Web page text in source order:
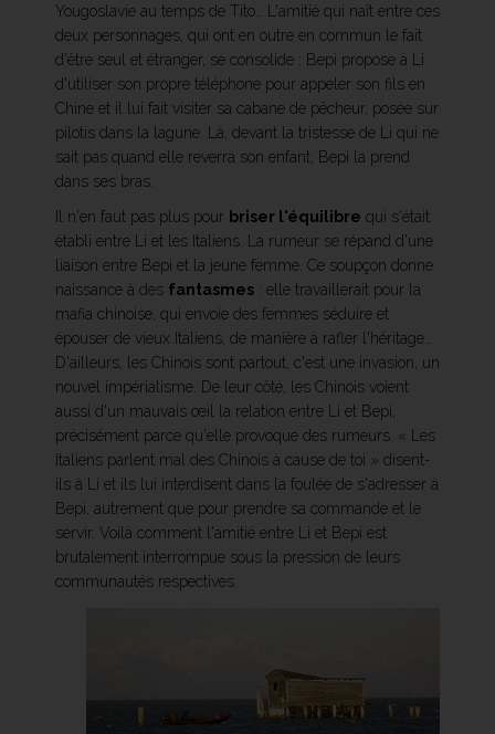
Yougoslavie au temps de Tito… L'amitié qui naît entre ces
deux personnages, qui ont en outre en commun le fait
d'être seul et étranger, se consolide : Bepi propose à Li
d'utiliser son propre téléphone pour appeler son fils en
Chine et il lui fait visiter sa cabane de pêcheur, posée sur
pilotis dans la lagune. Là, devant la tristesse de Li qui ne
sait pas quand elle reverra son enfant, Bepi la prend
dans ses bras.
Il n'en faut pas plus pour briser l'équilibre qui s'était
établi entre Li et les Italiens. La rumeur se répand d'une
liaison entre Bepi et la jeune femme. Ce soupçon donne
naissance à des fantasmes : elle travaillerait pour la
mafia chinoise, qui envoie des femmes séduire et
épouser de vieux Italiens, de manière à rafler l'héritage…
D'ailleurs, les Chinois sont partout, c'est une invasion, un
nouvel impérialisme. De leur côté, les Chinois voient
aussi d'un mauvais œil la relation entre Li et Bepi,
précisément parce qu'elle provoque des rumeurs. « Les
Italiens parlent mal des Chinois à cause de toi » disent-
ils à Li et ils lui interdisent dans la foulée de s'adresser à
Bepi, autrement que pour prendre sa commande et le
servir. Voilà comment l'amitié entre Li et Bepi est
brutalement interrompue sous la pression de leurs
communautés respectives.